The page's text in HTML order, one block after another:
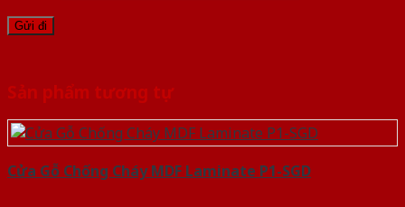
Sản phẩm tương tự
Cửa Gỗ Chống Cháy MDF Laminate P1-SGD